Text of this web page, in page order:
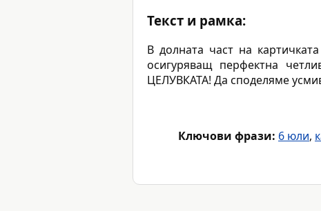
Текст и рамка:
В долната част на
осигуряващ перфектна
ЦЕЛУВКАТА! Да споделяме
Ключови фрази: 6 юли,